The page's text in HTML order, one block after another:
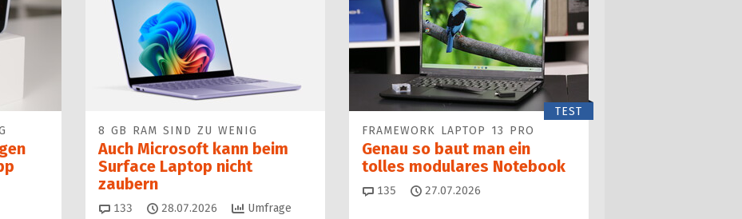
8 GB RAM SIND ZU WENIG
Auch Microsoft kann beim
Surface Laptop nicht
zaubern
133 Kommentare
28.07.2026 Umfrage
TEST
FRAMEWORK LAPTOP 13 PRO
Genau so baut man ein
tolles modulares Notebook
135 Kommentare
27.07.2026